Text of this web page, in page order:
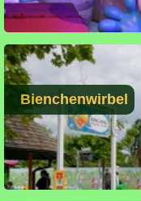
Bienchenwirbel